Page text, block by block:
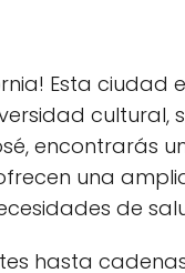
Esta ciudad
cultural,
encontrarás
una
de
hasta